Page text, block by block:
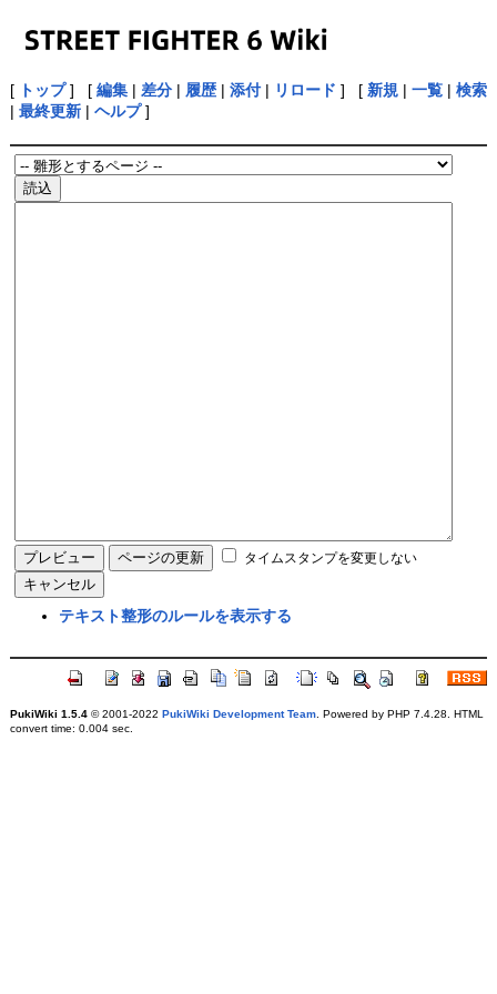
[ トップ] [ 編集| 差分| 履歴| 添付| リロード ] [ 新規| 一覧| 検索
| 最終更新| ヘルプ]
タイムスタンプを変更しない
テキスト整形のルールを表示する
PukiWiki 1.5.4© 2001-2022 PukiWiki Development Team. Powered by PHP 7.4.28. HTML
convert time: 0.004 sec.